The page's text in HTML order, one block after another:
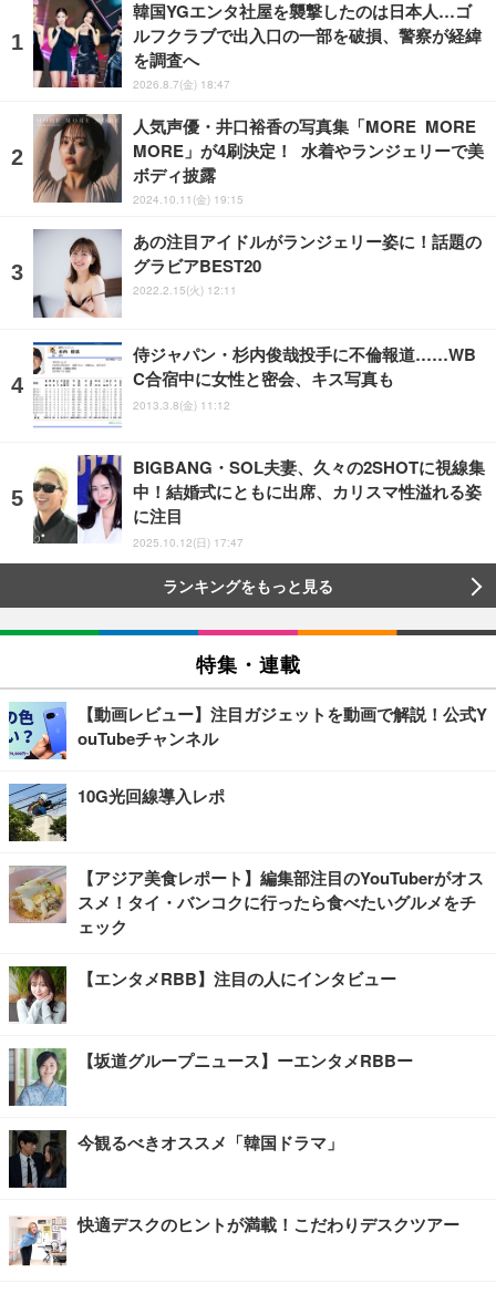
韓国YGエンタ社屋を襲撃したのは日本人…ゴ
ルフクラブで出入口の一部を破損、警察が経緯
を調査へ
2026.8.7(金) 18:47
人気声優・井口裕香の写真集「MORE MORE
MORE」が4刷決定！ 水着やランジェリーで美
ボディ披露
2024.10.11(金) 19:15
あの注目アイドルがランジェリー姿に！話題の
グラビアBEST20
2022.2.15(火) 12:11
侍ジャパン・杉内俊哉投手に不倫報道……WB
C合宿中に女性と密会、キス写真も
2013.3.8(金) 11:12
BIGBANG・SOL夫妻、久々の2SHOTに視線集
中！結婚式にともに出席、カリスマ性溢れる姿
に注目
2025.10.12(日) 17:47
ランキングをもっと見る
特集・連載
【動画レビュー】注目ガジェットを動画で解説！公式Y
ouTubeチャンネル
10G光回線導入レポ
【アジア美食レポート】編集部注目のYouTuberがオス
スメ！タイ・バンコクに行ったら食べたいグルメをチ
ェック
【エンタメRBB】注目の人にインタビュー
【坂道グループニュース】ーエンタメRBBー
今観るべきオススメ「韓国ドラマ」
快適デスクのヒントが満載！こだわりデスクツアー